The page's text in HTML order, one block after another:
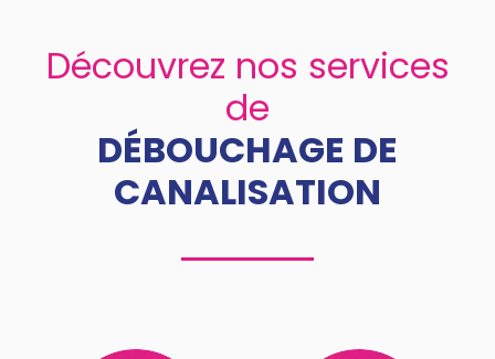
Découvrez nos services
de
DÉBOUCHAGE DE
CANALISATION